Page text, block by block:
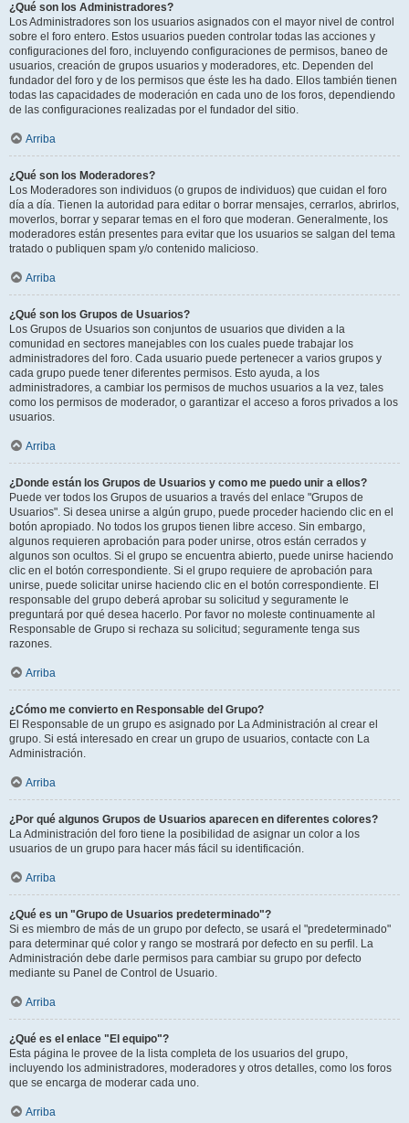
¿Qué son los Administradores?
Los Administradores son los usuarios asignados con el mayor nivel de control
sobre el foro entero. Estos usuarios pueden controlar todas las acciones y
configuraciones del foro, incluyendo configuraciones de permisos, baneo de
usuarios, creación de grupos usuarios y moderadores, etc. Dependen del
fundador del foro y de los permisos que éste les ha dado. Ellos también tienen
todas las capacidades de moderación en cada uno de los foros, dependiendo
de las configuraciones realizadas por el fundador del sitio.
Arriba
¿Qué son los Moderadores?
Los Moderadores son individuos (o grupos de individuos) que cuidan el foro
día a día. Tienen la autoridad para editar o borrar mensajes, cerrarlos, abrirlos,
moverlos, borrar y separar temas en el foro que moderan. Generalmente, los
moderadores están presentes para evitar que los usuarios se salgan del tema
tratado o publiquen spam y/o contenido malicioso.
Arriba
¿Qué son los Grupos de Usuarios?
Los Grupos de Usuarios son conjuntos de usuarios que dividen a la
comunidad en sectores manejables con los cuales puede trabajar los
administradores del foro. Cada usuario puede pertenecer a varios grupos y
cada grupo puede tener diferentes permisos. Esto ayuda, a los
administradores, a cambiar los permisos de muchos usuarios a la vez, tales
como los permisos de moderador, o garantizar el acceso a foros privados a los
usuarios.
Arriba
¿Donde están los Grupos de Usuarios y como me puedo unir a ellos?
Puede ver todos los Grupos de usuarios a través del enlace "Grupos de
Usuarios". Si desea unirse a algún grupo, puede proceder haciendo clic en el
botón apropiado. No todos los grupos tienen libre acceso. Sin embargo,
algunos requieren aprobación para poder unirse, otros están cerrados y
algunos son ocultos. Si el grupo se encuentra abierto, puede unirse haciendo
clic en el botón correspondiente. Si el grupo requiere de aprobación para
unirse, puede solicitar unirse haciendo clic en el botón correspondiente. El
responsable del grupo deberá aprobar su solicitud y seguramente le
preguntará por qué desea hacerlo. Por favor no moleste continuamente al
Responsable de Grupo si rechaza su solicitud; seguramente tenga sus
razones.
Arriba
¿Cómo me convierto en Responsable del Grupo?
El Responsable de un grupo es asignado por La Administración al crear el
grupo. Si está interesado en crear un grupo de usuarios, contacte con La
Administración.
Arriba
¿Por qué algunos Grupos de Usuarios aparecen en diferentes colores?
La Administración del foro tiene la posibilidad de asignar un color a los
usuarios de un grupo para hacer más fácil su identificación.
Arriba
¿Qué es un "Grupo de Usuarios predeterminado"?
Si es miembro de más de un grupo por defecto, se usará el "predeterminado"
para determinar qué color y rango se mostrará por defecto en su perfil. La
Administración debe darle permisos para cambiar su grupo por defecto
mediante su Panel de Control de Usuario.
Arriba
¿Qué es el enlace "El equipo"?
Esta página le provee de la lista completa de los usuarios del grupo,
incluyendo los administradores, moderadores y otros detalles, como los foros
que se encarga de moderar cada uno.
Arriba